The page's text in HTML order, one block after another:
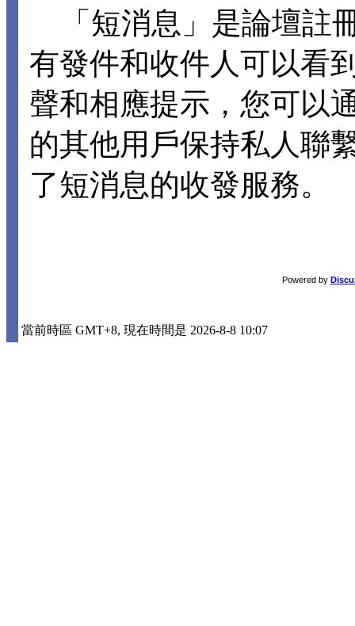
「短消息」是論壇註
有發件和收件人可以看
聲和相應提示，您可以
的其他用戶保持私人聯
了短消息的收發服務。
Powered by
當前時區 GMT+8, 現在時間是 2026-8-8 10:07